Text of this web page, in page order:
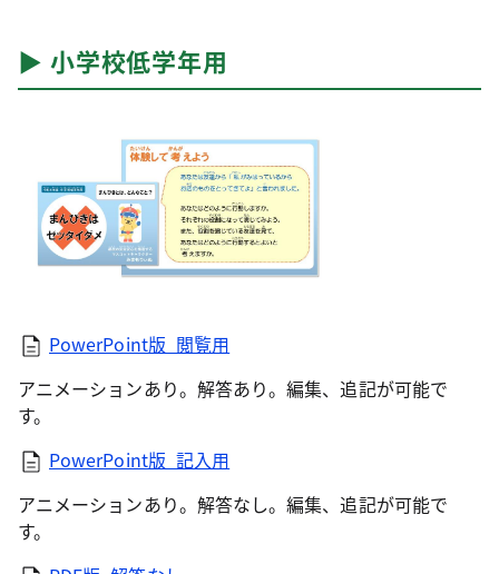
▶︎ 小学校低学年用
PowerPoint版_閲覧用
アニメーションあり。解答あり。編集、追記が可能で
す。
PowerPoint版_記入用
アニメーションあり。解答なし。編集、追記が可能で
す。